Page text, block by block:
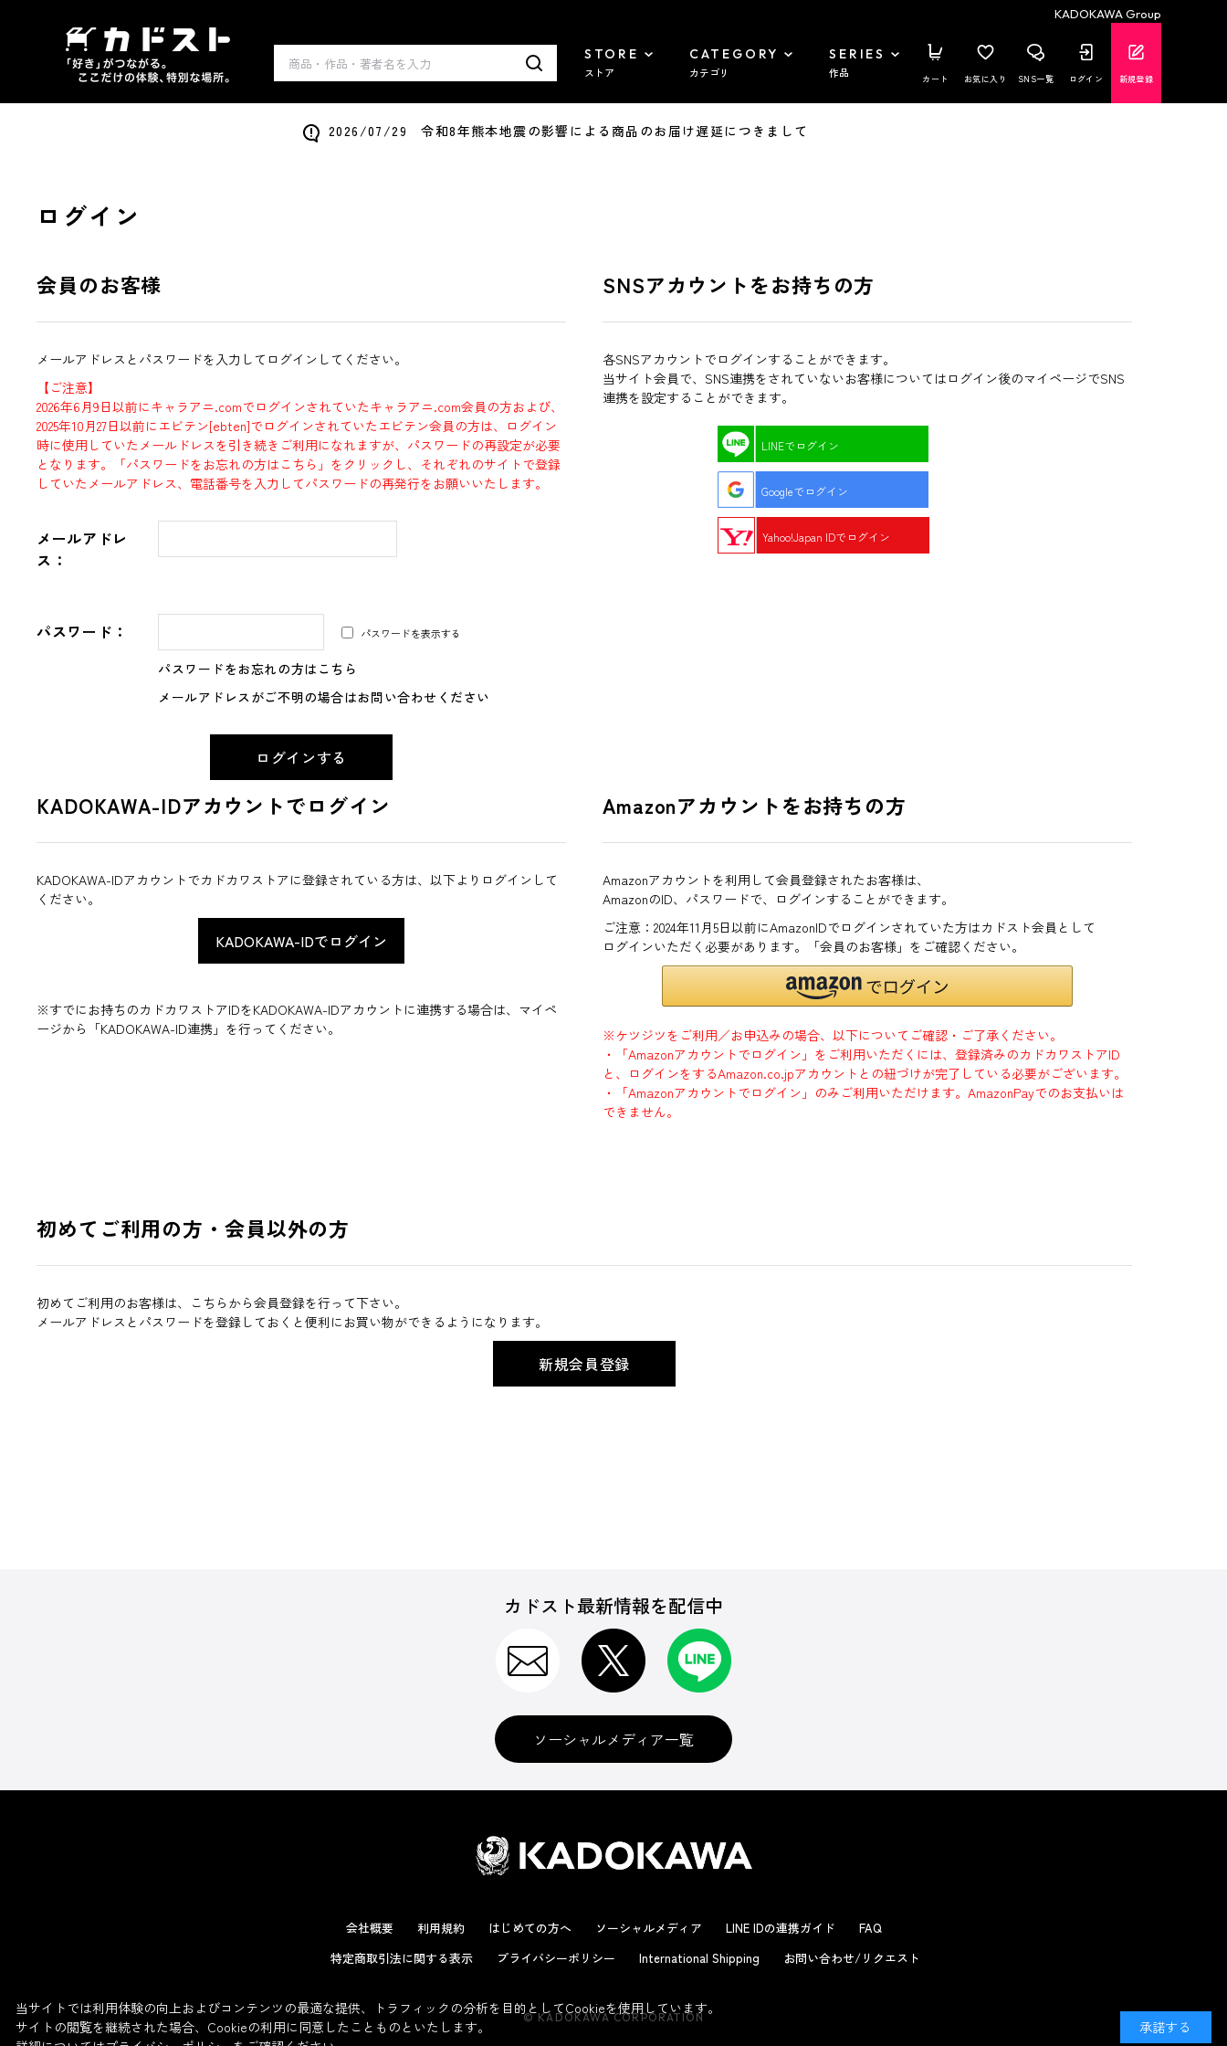
KADOKAWA Group
STORE
ストア
CATEGORY
カテゴリ
SERIES
作品 カート お気に入り SNS一覧 ログイン 新規登録
2026/07/29 令和8年熊本地震の影響による商品のお届け遅延につきまして
ログイン
会員のお客様
メールアドレスとパスワードを入力してログインしてください。
【ご注意】
2026年6月9日以前にキャラアニ.comでログインされていたキャラアニ.com会員の方および、
2025年10月27日以前にエビテン[ebten]でログインされていたエビテン会員の方は、ログイン
時に使用していたメールドレスを引き続きご利用になれますが、パスワードの再設定が必要
となります。「パスワードをお忘れの方はこちら」をクリックし、それぞれのサイトで登録
していたメールアドレス、電話番号を入力してパスワードの再発行をお願いいたします。
メールアドレ
ス：
パスワード： パスワードを表示する
パスワードをお忘れの方はこちら
メールアドレスがご不明の場合はお問い合わせください
KADOKAWA-IDアカウントでログイン
KADOKAWA-IDアカウントでカドカワストアに登録されている方は、以下よりログインして
ください。
※すでにお持ちのカドカワストアIDをKADOKAWA-IDアカウントに連携する場合は、マイペ
ージから「KADOKAWA-ID連携」を行ってください。
SNSアカウントをお持ちの方
各SNSアカウントでログインすることができます。
当サイト会員で、SNS連携をされていないお客様についてはログイン後のマイページでSNS
連携を設定することができます。
LINEでログイン
Googleでログイン
Yahoo!Japan IDでログイン
Amazonアカウントをお持ちの方
Amazonアカウントを利用して会員登録されたお客様は、
AmazonのID、パスワードで、ログインすることができます。
ご注意：2024年11月5日以前にAmazonIDでログインされていた方はカドスト会員として
ログインいただく必要があります。「会員のお客様」をご確認ください。
※ケツジツをご利用／お申込みの場合、以下についてご確認・ご了承ください。
・「Amazonアカウントでログイン」をご利用いただくには、登録済みのカドカワストアID
と、ログインをするAmazon.co.jpアカウントとの紐づけが完了している必要がございます。
・「Amazonアカウントでログイン」のみご利用いただけます。AmazonPayでのお支払いは
できません。
初めてご利用の方・会員以外の方
初めてご利用のお客様は、こちらから会員登録を行って下さい。
メールアドレスとパスワードを登録しておくと便利にお買い物ができるようになります。
カドスト最新情報を配信中
ソーシャルメディア一覧
会社概要 利用規約 はじめての方へ ソーシャルメディア LINE IDの連携ガイド
FAQ
特定商取引法に関する表示
プライバシーポリシー International Shipping お問い合わせ/リクエスト
© KADOKAWA CORPORATION
当サイトでは利用体験の向上およびコンテンツの最適な提供、トラフィックの分析を目的としてCookieを使用しています。
サイトの閲覧を継続された場合、Cookieの利用に同意したことものといたします。
承諾する